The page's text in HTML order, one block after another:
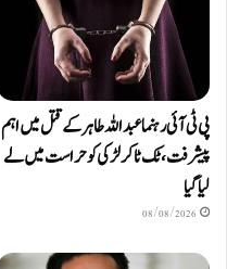
پی ٹی آئی رہنما عبداللہ طاہر کے قتل میں اہم
پیشرفت، ٹک ٹاکر لڑکی کو حراست میں لے
لیا گیا
08/08/2026